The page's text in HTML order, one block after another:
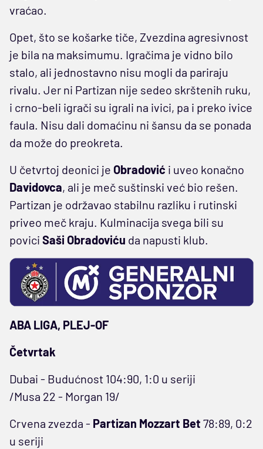
vraćao.
Opet, što se košarke tiče, Zvezdina agresivnost
je bila na maksimumu. Igračima je vidno bilo
stalo, ali jednostavno nisu mogli da pariraju
rivalu. Jer ni Partizan nije sedeo skrštenih ruku,
i crno-beli igrači su igrali na ivici, pa i preko ivice
faula. Nisu dali domaćinu ni šansu da se ponada
da može do preokreta.
U četvrtoj deonici je Obradović i uveo konačno
Davidovca, ali je meč suštinski već bio rešen.
Partizan je održavao stabilnu razliku i rutinski
priveo meč kraju. Kulminacija svega bili su
povici Saši Obradoviću da napusti klub.
ABA LIGA, PLEJ-OF
Četvrtak
Dubai - Budućnost 104:90, 1:0 u seriji
/Musa 22 - Morgan 19/
Crvena zvezda - Partizan Mozzart Bet 78:89, 0:2
u seriji